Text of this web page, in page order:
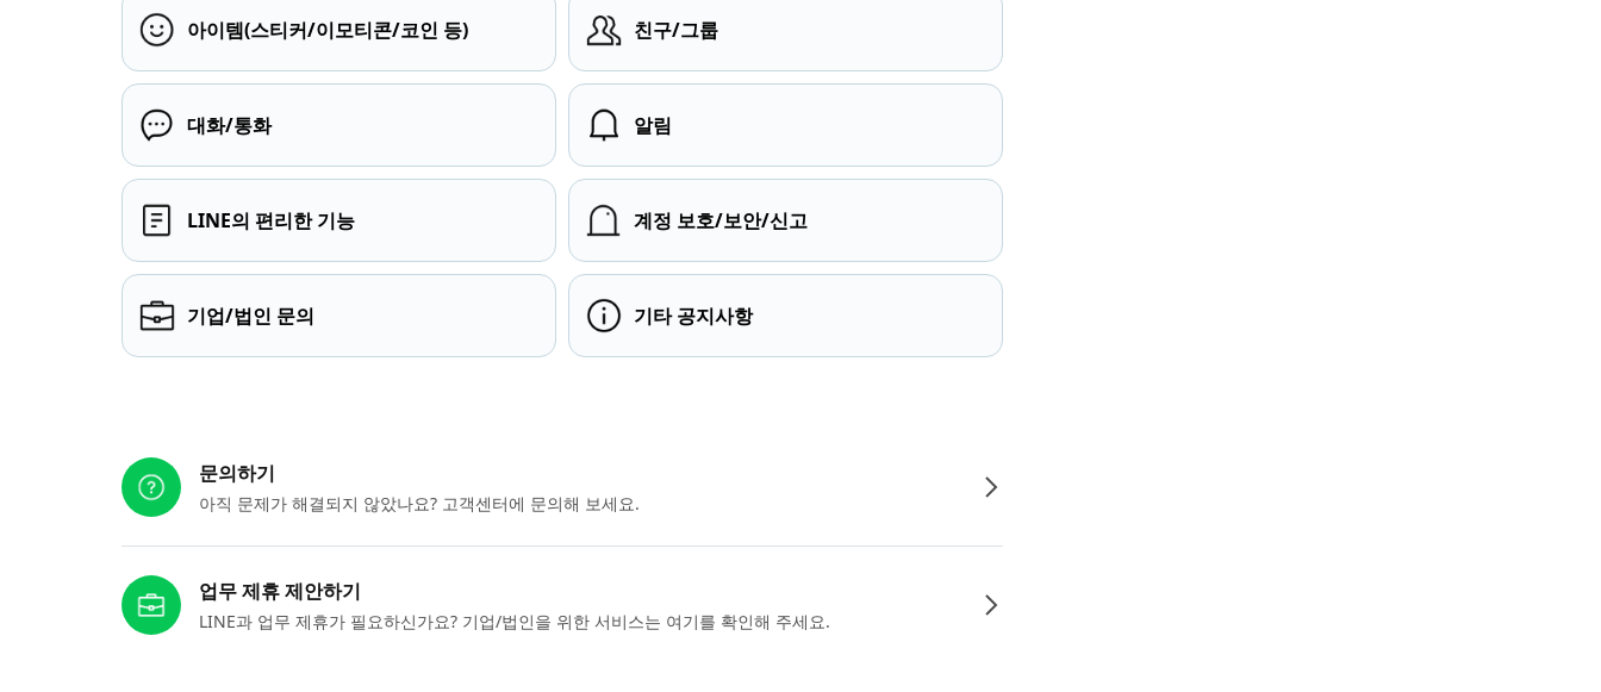
아이템(스티커/이모티콘/코인 등) 친구/그룹
대화/통화 알림
LINE의 편리한 기능 계정 보호/보안/신고
기업/법인 문의 기타 공지사항
문의하기
아직 문제가 해결되지 않았나요? 고객센터에 문의해 보세요.
업무 제휴 제안하기
LINE과 업무 제휴가 필요하신가요? 기업/법인을 위한 서비스는 여기를 확인해 주세요.